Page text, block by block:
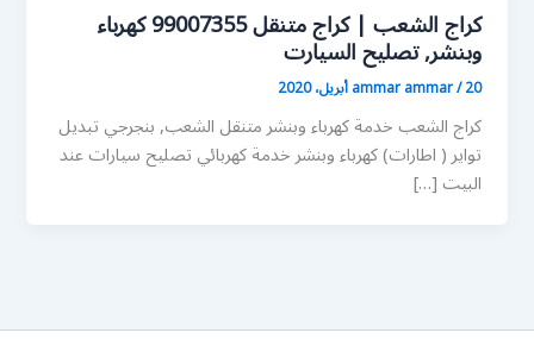
كراج الشعب | كراج متنقل 99007355 كهرباء
وبنشر, تصليح السيارت
ammar ammar/20 أبريل، 2020
كراج الشعب خدمة كهرباء وبنشر متنقل الشعب, بنجرجي تبديل
تواير ( اطارات) كهرباء وبنشر خدمة كهربائي تصليح سيارات عند
البيت […]